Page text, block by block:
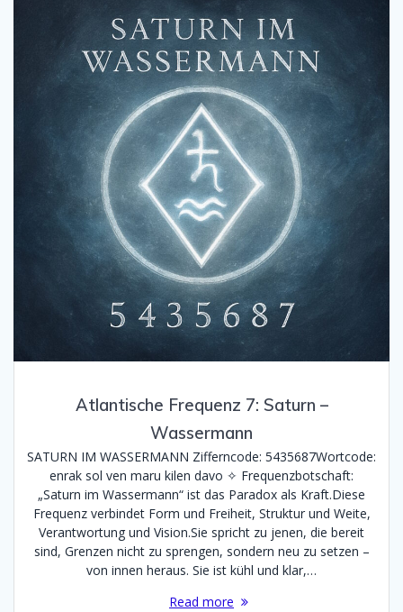
Atlantische Frequenz 7: Saturn –
Wassermann
SATURN IM WASSERMANN Zifferncode: 5435687Wortcode:
enrak sol ven maru kilen davo ✧ Frequenzbotschaft:
„Saturn im Wassermann“ ist das Paradox als Kraft.Diese
Frequenz verbindet Form und Freiheit, Struktur und Weite,
Verantwortung und Vision.Sie spricht zu jenen, die bereit
sind, Grenzen nicht zu sprengen, sondern neu zu setzen –
von innen heraus. Sie ist kühl und klar,…
Read more